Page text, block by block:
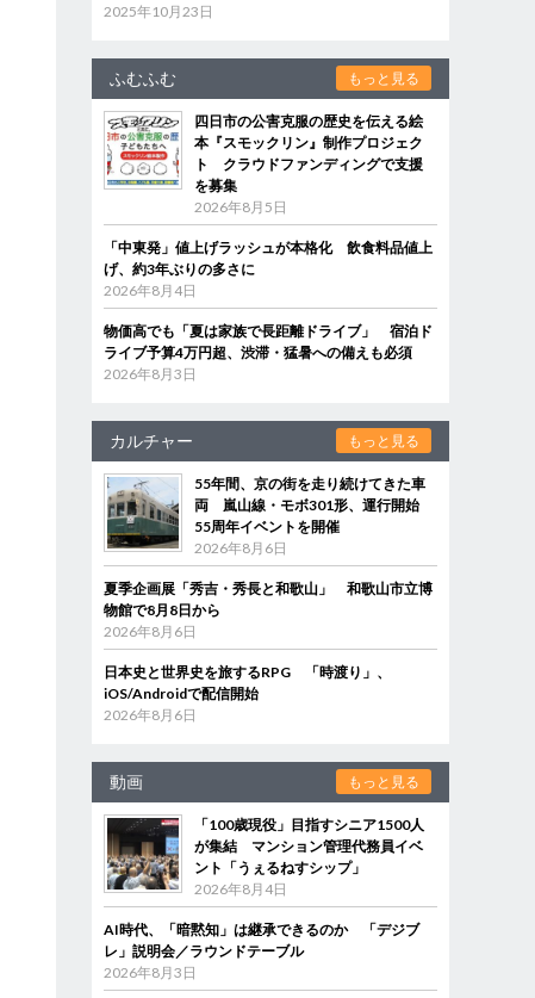
2025年10月23日
ふむふむ もっと見る
四日市の公害克服の歴史を伝える絵
本『スモックリン』制作プロジェク
ト クラウドファンディングで支援
を募集
2026年8月5日
「中東発」値上げラッシュが本格化 飲食料品値上
げ、約3年ぶりの多さに
2026年8月4日
物価高でも「夏は家族で長距離ドライブ」 宿泊ド
ライブ予算4万円超、渋滞・猛暑への備えも必須
2026年8月3日
カルチャー もっと見る
55年間、京の街を走り続けてきた車
両 嵐山線・モボ301形、運行開始
55周年イベントを開催
2026年8月6日
夏季企画展「秀吉・秀長と和歌山」 和歌山市立博
物館で8月8日から
2026年8月6日
日本史と世界史を旅するRPG 「時渡り」、
iOS/Androidで配信開始
2026年8月6日
動画 もっと見る
「100歳現役」目指すシニア1500人
が集結 マンション管理代務員イベ
ント「うぇるねすシップ」
2026年8月4日
AI時代、「暗黙知」は継承できるのか 「デジブ
レ」説明会／ラウンドテーブル
2026年8月3日